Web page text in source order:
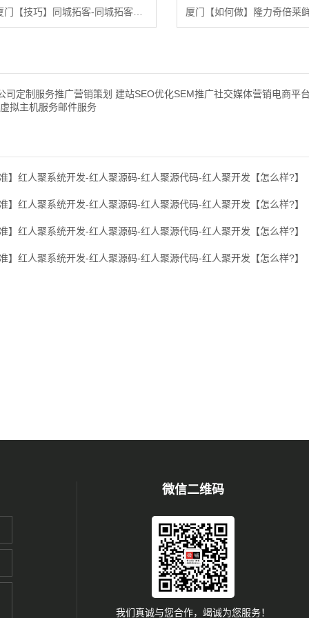
定制服务推广营销策划 建站SEO优化SEM推广社交媒体营销电商平
拟主机服务邮件服务
】红人聚系统开发-红人聚源码-红人聚源代码-红人聚开发【怎么样?】
】红人聚系统开发-红人聚源码-红人聚源代码-红人聚开发【怎么样?】
】红人聚系统开发-红人聚源码-红人聚源代码-红人聚开发【怎么样?】
】红人聚系统开发-红人聚源码-红人聚源代码-红人聚开发【怎么样?】
微信二维码
我们真诚与您合作，竭诚为您服务！